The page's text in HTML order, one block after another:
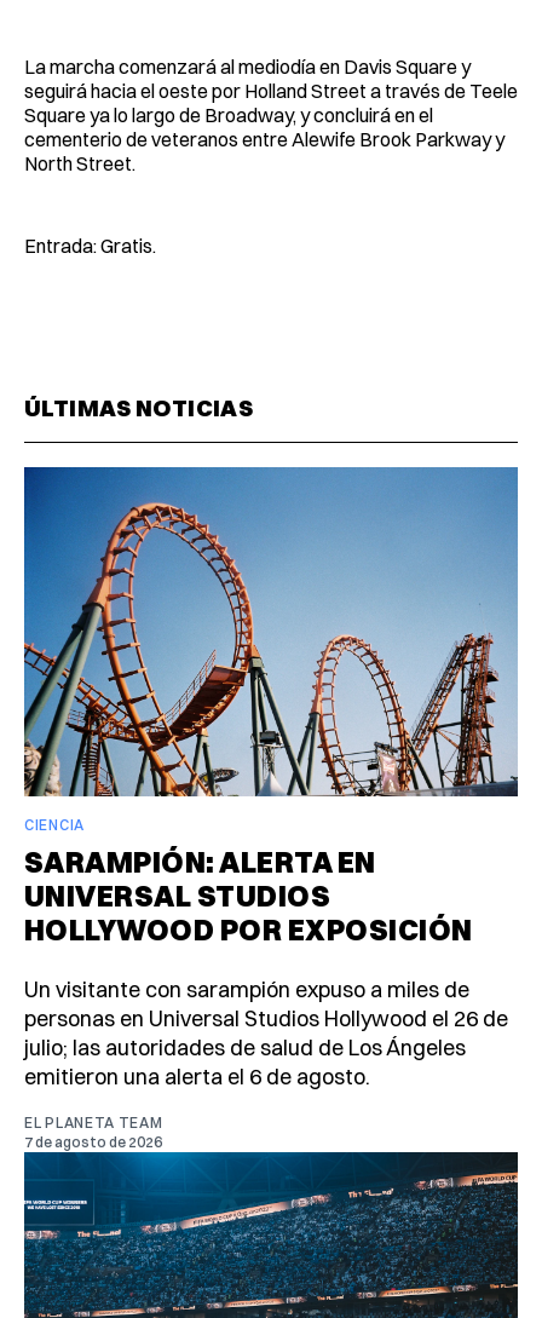
La marcha comenzará al mediodía en Davis Square y
seguirá hacia el oeste por Holland Street a través de Teele
Square ya lo largo de Broadway, y concluirá en el
cementerio de veteranos entre Alewife Brook Parkway y
North Street.
Entrada: Gratis.
ÚLTIMAS NOTICIAS
CIENCIA
SARAMPIÓN: ALERTA EN
UNIVERSAL STUDIOS
HOLLYWOOD POR EXPOSICIÓN
Un visitante con sarampión expuso a miles de
personas en Universal Studios Hollywood el 26 de
julio; las autoridades de salud de Los Ángeles
emitieron una alerta el 6 de agosto.
EL PLANETA TEAM
7 de agosto de 2026